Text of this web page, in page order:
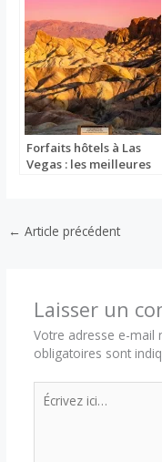
Forfaits hôtels à Las
Vegas : les meilleures
← Article précédent
Laisser un
Votre adresse e-mail
obligatoires sont
Écrivez
ici…